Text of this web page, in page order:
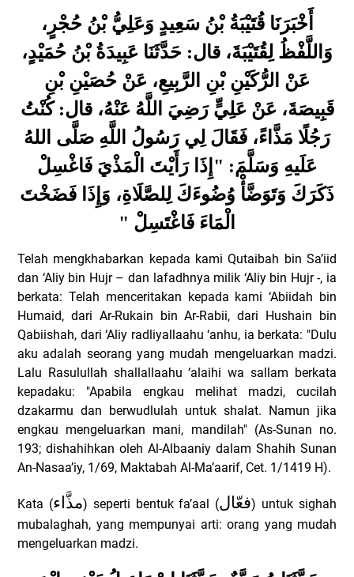
أَخْبَرَنَا قُتَيْبَةُ بْنُ سَعِيدٍ وَعَلِيُّ بْنُ حُجْرٍ،
وَاللَّفْظُ لِقُتَيْبَةَ، قال: حَدَّثَنَا عَبِيدَةُ بْنُ حُمَيْدٍ،
عَنْ الرُّكَيْنِ بْنِ الرَّبِيعِ، عَنْ حُصَيْنِ بْنِ
قَبِيصَةَ، عَنْ عَلِيٍّ رَضِيَ اللَّهُ عَنْهُ، قال: كُنْتُ
رَجُلًا مَذَّاءً، فَقَالَ لِي رَسُولُ اللَّهِ صَلَّى اللهُ
عَلَيهِ وَسَلَّمَ: "إِذَا رَأَيْتَ الْمَذْيَ فَاغْسِلْ
ذَكَرَكَ وَتَوَضَّأْ وُضُوءَكَ لِلصَّلَاةِ، وَإِذَا فَضَخْتَ
الْمَاءَ فَاغْتَسِلْ "
Telah mengkhabarkan kepada kami Qutaibah bin Sa’iid
dan ‘Aliy bin Hujr – dan lafadhnya milik ‘Aliy bin Hujr -, ia
berkata: Telah menceritakan kepada kami ‘Abiidah bin
Humaid, dari Ar-Rukain bin Ar-Rabii, dari Hushain bin
Qabiishah, dari ‘Aliy radliyallaahu ‘anhu, ia berkata: "Dulu
aku adalah seorang yang mudah mengeluarkan madzi.
Lalu Rasulullah shallallaahu ‘alaihi wa sallam berkata
kepadaku: "Apabila engkau melihat madzi, cucilah
dzakarmu dan berwudlulah untuk shalat. Namun jika
engkau mengeluarkan mani, mandilah" (As-Sunan no.
193; dishahihkan oleh Al-Albaaniy dalam Shahih Sunan
An-Nasaa’iy, 1/69, Maktabah Al-Ma’aarif, Cet. 1/1419 H).
Kata (مذَّاء) seperti bentuk fa’aal (فعّال) untuk sighah
mubalaghah, yang mempunyai arti: orang yang mudah
mengeluarkan madzi.